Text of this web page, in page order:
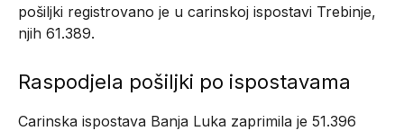
pošiljki registrovano je u carinskoj ispostavi Trebinje,
njih 61.389.
Raspodjela pošiljki po ispostavama
Carinska ispostava Banja Luka zaprimila je 51.396